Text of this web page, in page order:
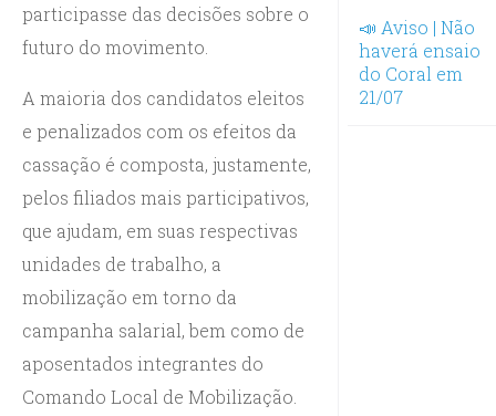
participasse das decisões sobre o
futuro do movimento.
A maioria dos candidatos eleitos
e penalizados com os efeitos da
cassação é composta, justamente,
pelos filiados mais participativos,
que ajudam, em suas respectivas
unidades de trabalho, a
mobilização em torno da
campanha salarial, bem como de
aposentados integrantes do
Comando Local de Mobilização.
📣 Aviso | Não
haverá ensaio
do Coral em
21/07